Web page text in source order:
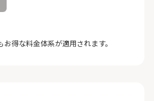
得な料金体系が適用されます。